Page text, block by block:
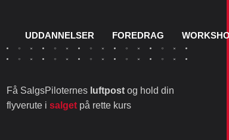
UDDANNELSER FOREDRAG
Få SalgsPiloternes luftpost og hold din
flyverute isalget på rette kurs